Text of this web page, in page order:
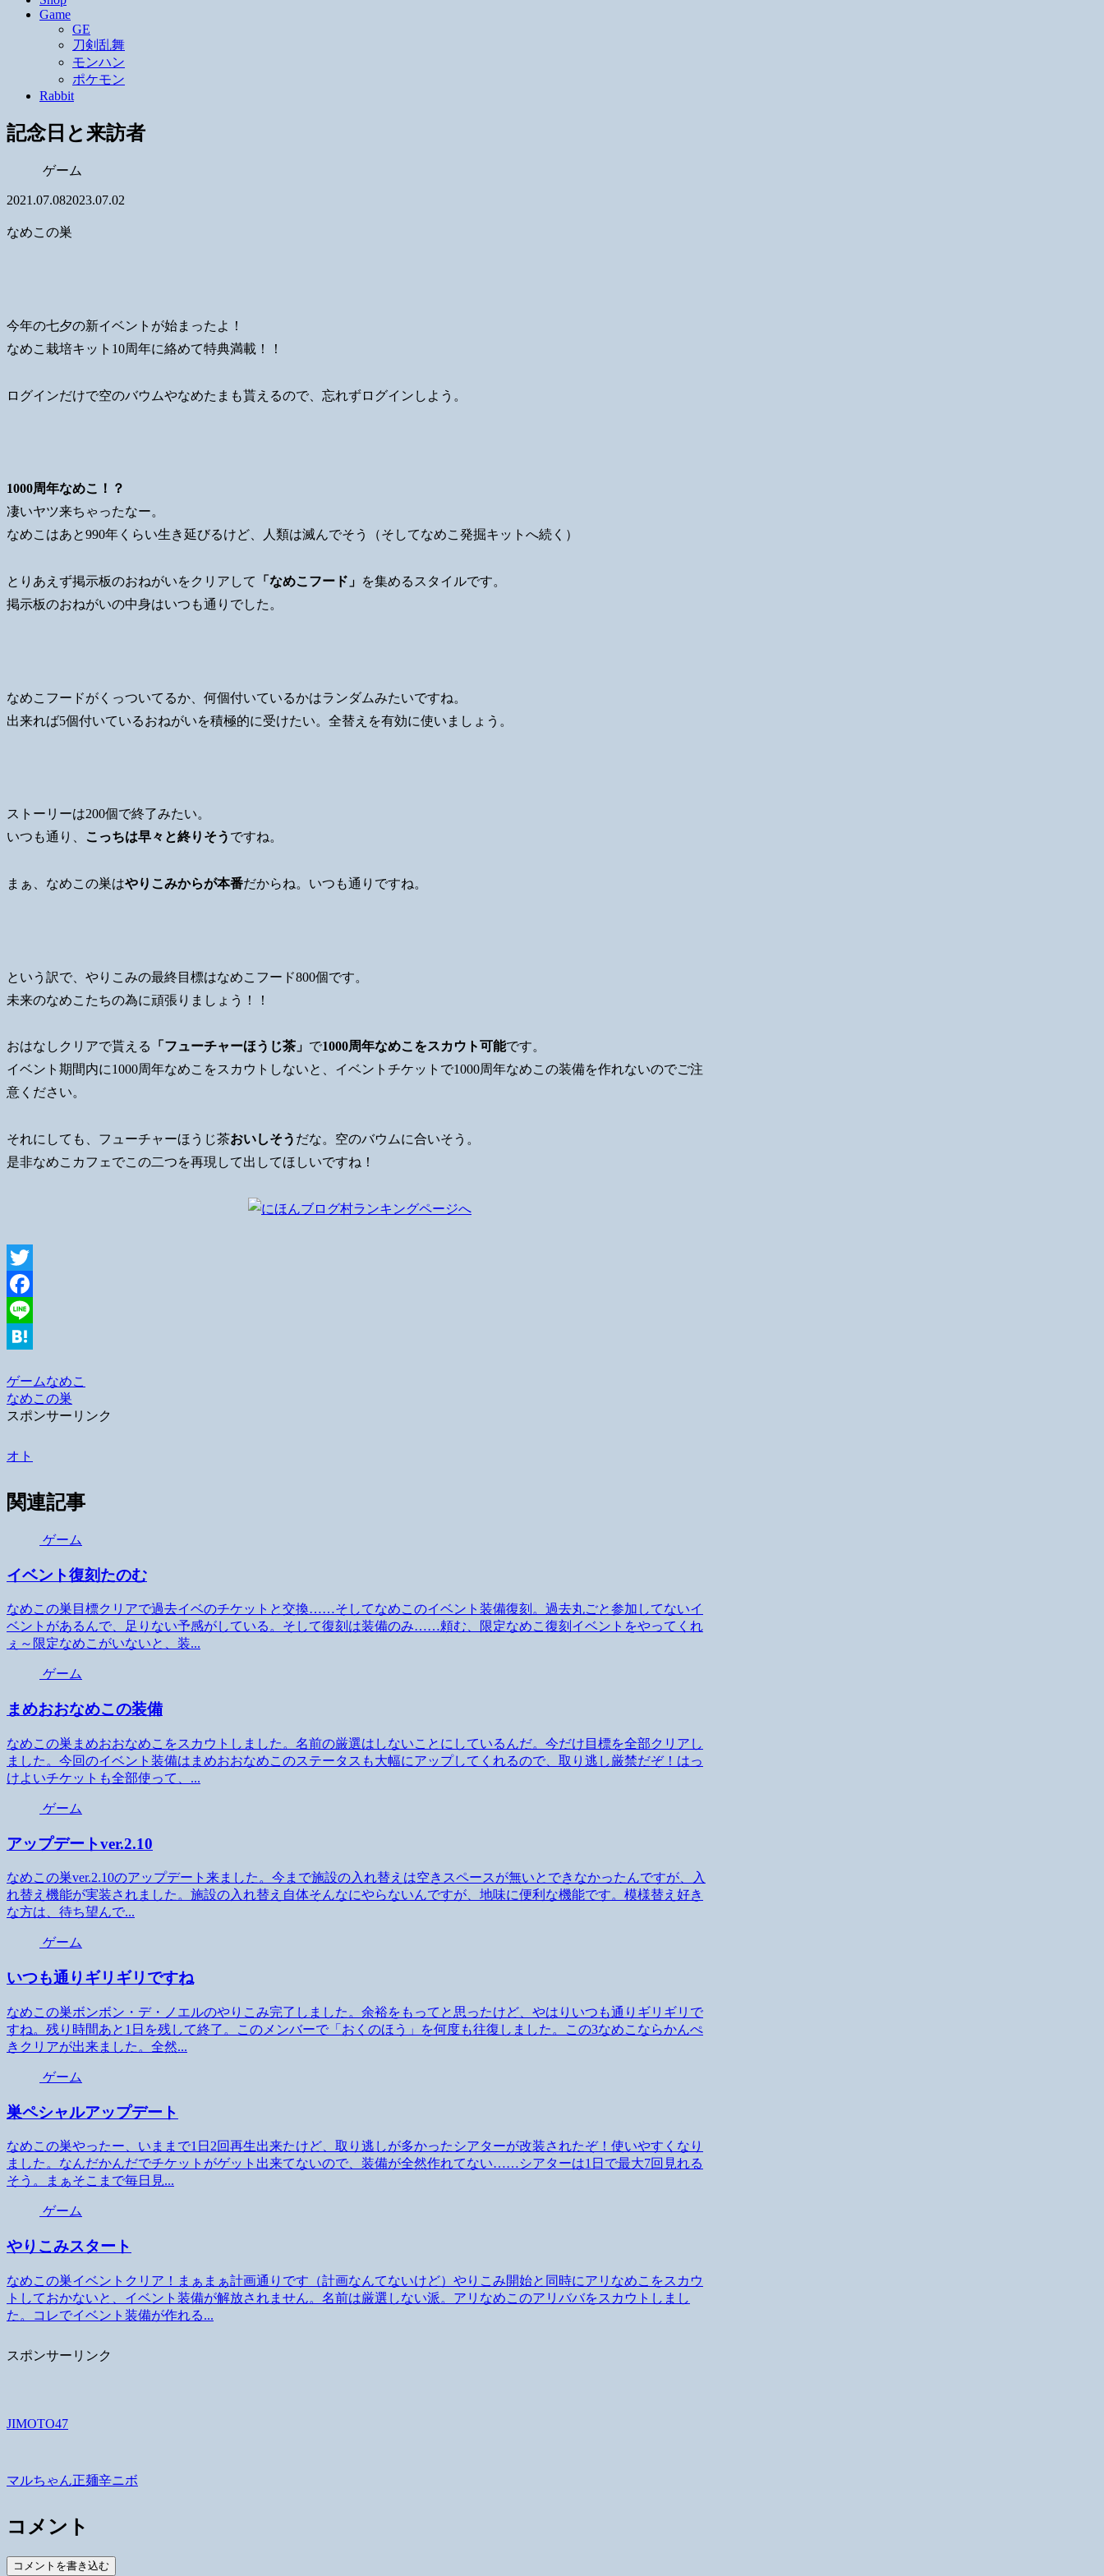
Game
GE
刀剣乱舞
モンハン
ポケモン
Rabbit
記念日と来訪者
ゲーム
2021.07.082023.07.02
なめこの巣
今年の七夕の新イベントが始まったよ！
なめこ栽培キット10周年に絡めて特典満載！！
ログインだけで空のバウムやなめたまも貰えるので、忘れずログインしよう。
1000周年なめこ！？
凄いヤツ来ちゃったなー。
なめこはあと990年くらい生き延びるけど、人類は滅んでそう（そしてなめこ発掘キットへ続く）
とりあえず掲示板のおねがいをクリアして 「なめこフード」 を集めるスタイルです。
掲示板のおねがいの中身はいつも通りでした。
なめこフードがくっついてるか、何個付いているかはランダムみたいですね。
出来れば5個付いているおねがいを積極的に受けたい。全替えを有効に使いましょう。
ストーリーは200個で終了みたい。
いつも通り、
こっちは早々と終りそう ですね。
まぁ、なめこの巣はやりこみからが本番だからね。いつも通りですね。
という訳で、やりこみの最終目標はなめこフード800個です。
未来のなめこたちの為に頑張りましょう！！
おはなしクリアで貰える 「フューチャーほうじ茶」 で1000周年なめこをスカウト可能です。
イベント期間内に1000周年なめこをスカウトしないと、イベントチケットで1000周年なめこの装備を作れないのでご注
意ください。
それにしても、フューチャーほうじ茶おいしそう だな。空のバウムに合いそう。
是非なめこカフェでこの二つを再現して出してほしいですね！
Twitter
Facebook
Line
ゲームなめこ
なめこの巣
スポンサーリンク
オト
関連記事
ゲーム
イベント復刻たのむ
なめこの巣目標クリアで過去イベのチケットと交換……そしてなめこのイベント装備復刻。過去丸ごと参加してないイ
ベントがあるんで、足りない予感がしている。そして復刻は装備のみ……頼む、限定なめこ復刻イベントをやってくれ
ぇ～限定なめこがいないと、装...
ゲーム
まめおおなめこの装備
なめこの巣まめおおなめこをスカウトしました。名前の厳選はしないことにしているんだ。今だけ目標を全部クリアし
ました。今回のイベント装備はまめおおなめこのステータスも大幅にアップしてくれるので、取り逃し厳禁だぞ！はっ
けよいチケットも全部使って、...
ゲーム
アップデートver.2.10
なめこの巣ver.2.10のアップデート来ました。今まで施設の入れ替えは空きスペースが無いとできなかったんですが、入
れ替え機能が実装されました。施設の入れ替え自体そんなにやらないんですが、地味に便利な機能です。模様替え好き
な方は、待ち望んで...
ゲーム
いつも通りギリギリですね
なめこの巣ボンボン・デ・ノエルのやりこみ完了しました。余裕をもってと思ったけど、やはりいつも通りギリギリで
すね。残り時間あと1日を残して終了。このメンバーで「おくのほう」を何度も往復しました。この3なめこならかんぺ
きクリアが出来ました。全然...
ゲーム
巣ペシャルアップデート
なめこの巣やったー、いままで1日2回再生出来たけど、取り逃しが多かったシアターが改装されたぞ！使いやすくなり
ました。なんだかんだでチケットがゲット出来てないので、装備が全然作れてない……シアターは1日で最大7回見れる
そう。まぁそこまで毎日見...
ゲーム
やりこみスタート
なめこの巣イベントクリア！まぁまぁ計画通りです（計画なんてないけど）やりこみ開始と同時にアリなめこをスカウ
トしておかないと、イベント装備が解放されません。名前は厳選しない派。アリなめこのアリババをスカウトしまし
た。コレでイベント装備が作れる...
スポンサーリンク
JIMOTO47
マルちゃん正麺辛ニボ
コメント
コメントを書き込む